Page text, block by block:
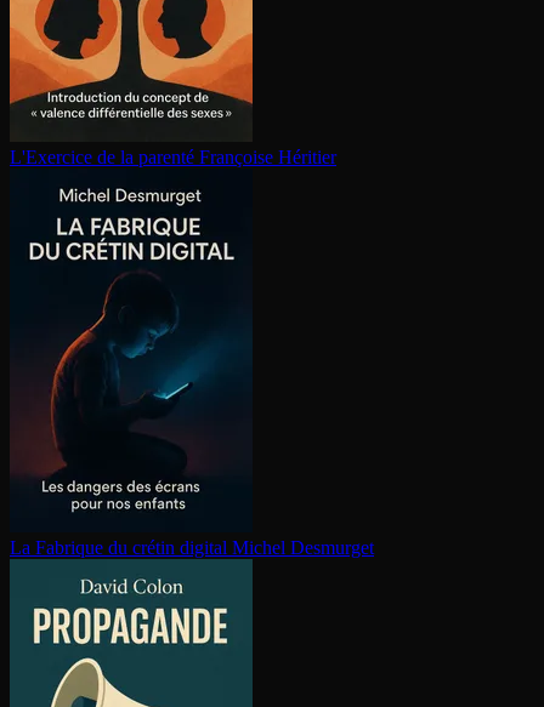
L'Exercice de la parenté Françoise Héritier
La Fabrique du crétin digital Michel Desmurget